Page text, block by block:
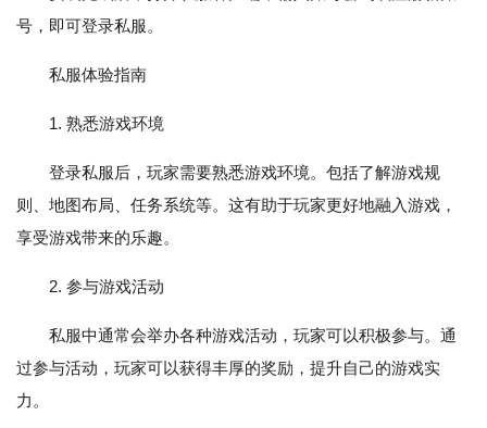
号，即可登录私服。
私服体验指南
1. 熟悉游戏环境
登录私服后，玩家需要熟悉游戏环境。包括了解游戏规
则、地图布局、任务系统等。这有助于玩家更好地融入游戏，
享受游戏带来的乐趣。
2. 参与游戏活动
私服中通常会举办各种游戏活动，玩家可以积极参与。通
过参与活动，玩家可以获得丰厚的奖励，提升自己的游戏实
力。